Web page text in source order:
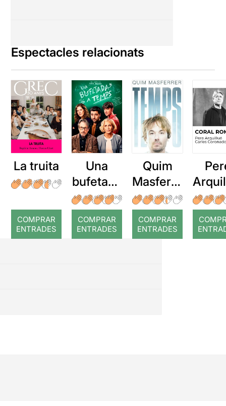
Espectacles relacionats
La truita
COMPRAR
ENTRADES
Una
bufetada
a temps
COMPRAR
ENTRADES
Quim
Masferre
r: Temps
COMPRAR
ENTRADES
: